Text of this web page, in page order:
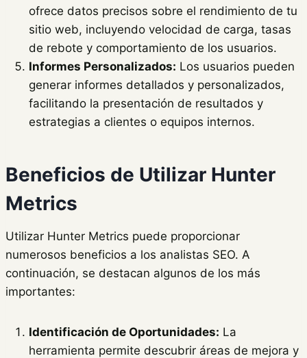
ofrece datos precisos sobre el rendimiento de tu
sitio web, incluyendo velocidad de carga, tasas
de rebote y comportamiento de los usuarios.
Informes Personalizados: Los usuarios pueden
generar informes detallados y personalizados,
facilitando la presentación de resultados y
estrategias a clientes o equipos internos.
Beneficios de Utilizar Hunter
Metrics
Utilizar Hunter Metrics puede proporcionar
numerosos beneficios a los analistas SEO. A
continuación, se destacan algunos de los más
importantes:
Identificación de Oportunidades: La
herramienta permite descubrir áreas de mejora y